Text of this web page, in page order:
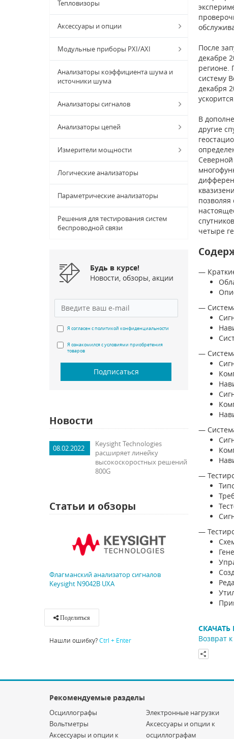
Тепловизоры
Аксессуары и опции
Модульные приборы PXI/AXI
Анализаторы коэффициента шума и
источники шума
Анализаторы сигналов
Анализаторы цепей
Измерители мощности
Логические анализаторы
Параметрические анализаторы
Решения для тестирования систем
беспроводной связи
Будь в курсе!
Новости, обзоры, акции
Я согласен с политикой конфиденциальности
Я ознакомился с условиями приобретения
товаров
Подписаться
Новости
08.02.2022
Keysight Technologies
расширяет линейку
высокоскоростных решений
800G
Статьи и обзоры
Флагманский анализатор сигналов
Keysight N9042B UXA
После
декабре
регионе.
систему
декабря
ускорится.
В
другие
четыре
—
—
—
—
—
—
Возврат
Поделиться
Нашли ошибку?Ctrl + Enter
Рекомендуемые разделы
Осциллографы
Вольтметры
Аксессуары и опции к
Электронные нагрузки
Аксессуары и опции к
осциллографам